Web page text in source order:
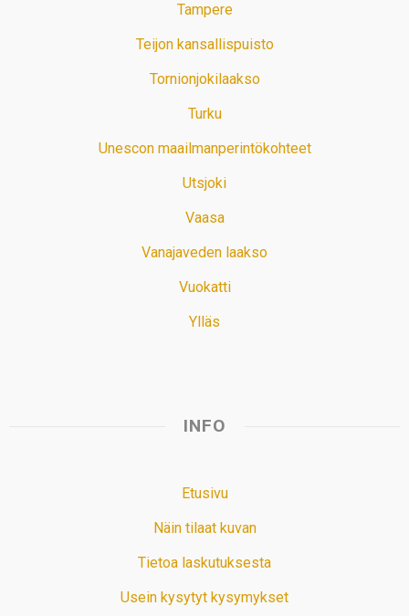
Tampere
Teijon kansallispuisto
Tornionjokilaakso
Turku
Unescon maailmanperintökohteet
Utsjoki
Vaasa
Vanajaveden laakso
Vuokatti
Ylläs
INFO
Etusivu
Näin tilaat kuvan
Tietoa laskutuksesta
Usein kysytyt kysymykset